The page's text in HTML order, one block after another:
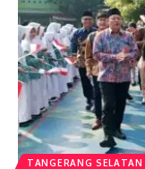
TANGERANG SELATAN